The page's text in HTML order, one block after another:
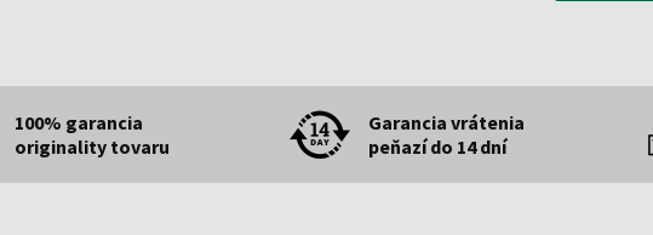
100% garancia
originality tovaru
Garancia vrátenia
peňazí do 14 dní